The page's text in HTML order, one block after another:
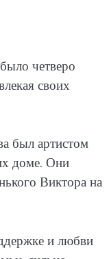
четверо
своих
был артистом
доме. Они
Виктора на
и любви